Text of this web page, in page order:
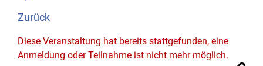
Zurück
Diese Veranstaltung hat bereits stattgefunden, eine
Anmeldung oder Teilnahme ist nicht mehr möglich.